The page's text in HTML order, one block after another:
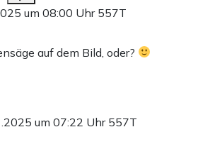
um 08:00 Uhr 557T
auf dem Bild, oder?
um 07:22 Uhr 557T